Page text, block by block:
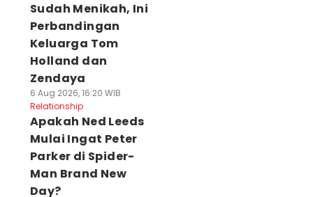
Sudah Menikah, Ini
Perbandingan
Keluarga Tom
Holland dan
Zendaya
6 Aug 2026, 16:20 WIB
Relationship
Apakah Ned Leeds
Mulai Ingat Peter
Parker di Spider-
Man Brand New
Day?